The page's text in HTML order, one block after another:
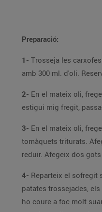
Preparació:
1- Trosseja les
amb 300 ml. d'oli.
2- En el mateix oli, fregeix
estigui mig fregit,
3- En el mateix oli,
tomàquets triturats.
reduir. Afegeix dos
4- Reparteix el sofregit
patates trossejades,
ho coure a foc molt suau 30 min. Incorpora-hi els